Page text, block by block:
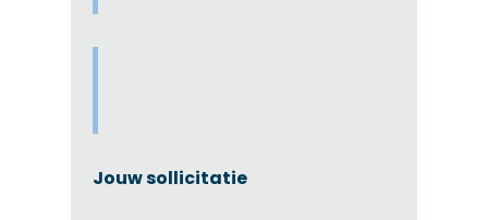
Jouw sollicitatie